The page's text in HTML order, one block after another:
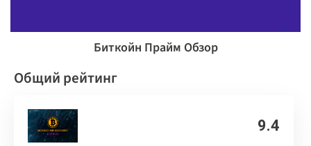
Биткойн Прайм Обзор
Общий рейтинг
9.4